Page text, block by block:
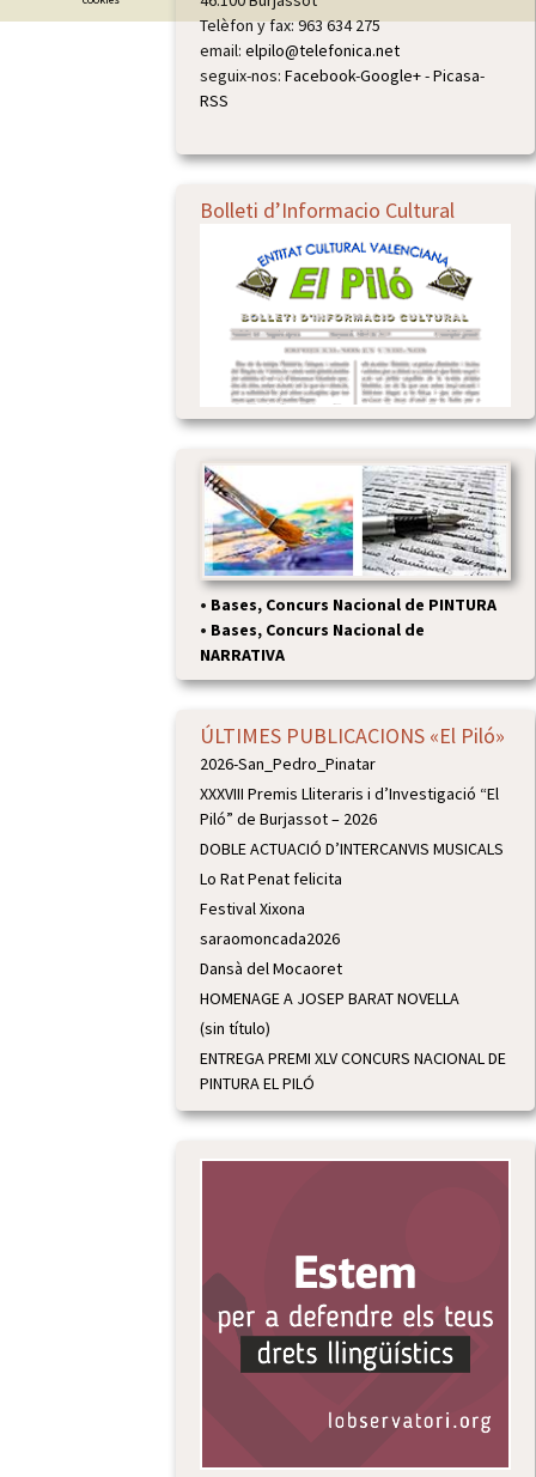
Telèfon y fax: 963 634 275
email: elpilo@telefonica.net
seguix-nos: Facebook-Google+-Picasa-
RSS
Bolleti d’Informacio Cultural
• Bases, Concurs Nacional de PINTURA
• Bases, Concurs Nacional de
NARRATIVA
ÚLTIMES PUBLICACIONS «El Piló»
2026-San_Pedro_Pinatar
XXXVIII Premis Lliteraris i d’Investigació “El
Piló” de Burjassot – 2026
DOBLE ACTUACIÓ D’INTERCANVIS MUSICALS
Lo Rat Penat felicita
Festival Xixona
saraomoncada2026
Dansà del Mocaoret
HOMENAGE A JOSEP BARAT NOVELLA
(sin título)
ENTREGA PREMI XLV CONCURS NACIONAL DE
PINTURA EL PILÓ